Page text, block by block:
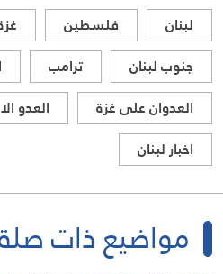
لبنان فلسطين
جنوب لبنان
ترامب
العدوان على غزة
العدو
اخبار لبنان
مواضيع ذات